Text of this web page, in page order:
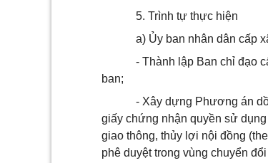
5. Trình tự thực hiện
a) Ủy ban nhân dân cấp
- Thành lập Ban chỉ đạo
ban;
- Xây dựng Phương án
giấy chứng nhận quyền sử
giao thông, thủy lợi nội đồng
phê duyệt trong vùng chuyển đổ